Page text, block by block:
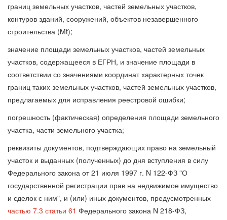
границ земельных участков, частей земельных участков,
контуров зданий, сооружений, объектов незавершенного
строительства (Mt);
значение площади земельных участков, частей земельных
участков, содержащееся в ЕГРН, и значение площади в
соответствии со значениями координат характерных точек
границ таких земельных участков, частей земельных участков,
предлагаемых для исправления реестровой ошибки;
погрешность (фактическая) определения площади земельного
участка, части земельного участка;
реквизиты документов, подтверждающих право на земельный
участок и выданных (полученных) до дня вступления в силу
Федерального закона от 21 июля 1997 г. N 122-ФЗ "О
государственной регистрации прав на недвижимое имущество
и сделок с ним", и (или) иных документов, предусмотренных
частью 7.3 статьи 61 Федерального закона N 218-ФЗ,